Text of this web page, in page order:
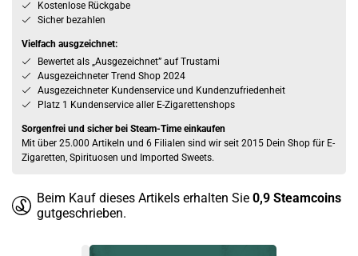
Kostenlose Rückgabe
Sicher bezahlen
Vielfach ausgzeichnet:
Bewertet als „Ausgezeichnet” auf Trustami
Ausgezeichneter Trend Shop 2024
Ausgezeichneter Kundenservice und Kundenzufriedenheit
Platz 1 Kundenservice aller E-Zigarettenshops
Sorgenfrei und sicher bei Steam-Time einkaufen
Mit über 25.000 Artikeln und 6 Filialen sind wir seit 2015 Dein Shop für E-
Zigaretten, Spirituosen und Imported Sweets.
Beim Kauf dieses Artikels erhalten Sie 0,9 Steamcoins
gutgeschrieben.